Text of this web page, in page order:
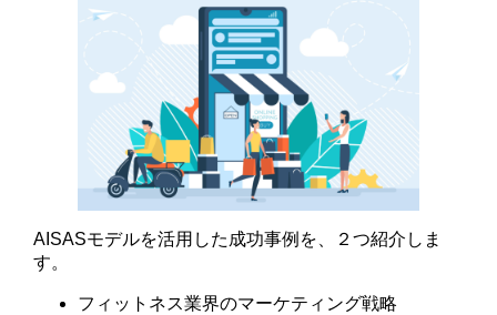
AISASモデルを活用した成功事例を、２つ紹介しま
す。
フィットネス業界のマーケティング戦略